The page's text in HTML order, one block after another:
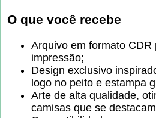
O que você recebe
Arquivo em formato CDR
impressão;
Design exclusivo
logo no peito e estampa
Arte de alta qualidade,
camisas que se